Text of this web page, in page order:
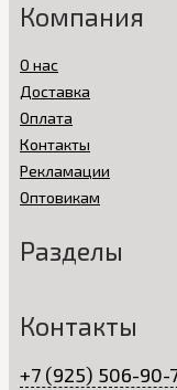
Компания
О нас
Доставка
Оплата
Контакты
Рекламации
Оптовикам
Разделы
Контакты
+7 (925) 506-90-